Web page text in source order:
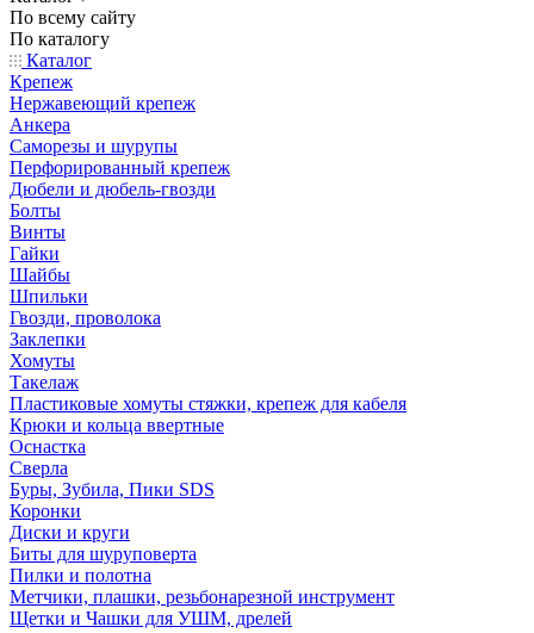
По всему сайту
По каталогу
Каталог
Крепеж
Нержавеющий крепеж
Анкера
Саморезы и шурупы
Перфорированный крепеж
Дюбели и дюбель-гвозди
Болты
Винты
Гайки
Шайбы
Шпильки
Гвозди, проволока
Заклепки
Хомуты
Такелаж
Пластиковые хомуты стяжки, крепеж для кабеля
Крюки и кольца ввертные
Оснастка
Сверла
Буры, Зубила, Пики SDS
Коронки
Диски и круги
Биты для шуруповерта
Пилки и полотна
Метчики, плашки, резьбонарезной инструмент
Щетки и Чашки для УШМ, дрелей